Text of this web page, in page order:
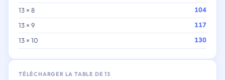
TÉLÉCHARGER LA TABLE DE 13
13 × 8 104
13 × 9 117
13 × 10 130